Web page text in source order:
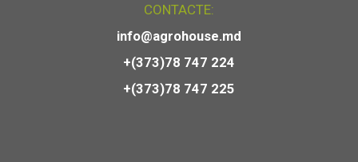
CONTACTE:
info@agrohouse.md
+(373)78 747 224
+(373)78 747 225